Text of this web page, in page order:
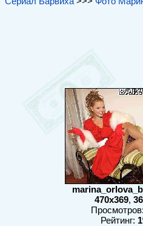
470x369, 36
Просмотров:
Рейтинг: